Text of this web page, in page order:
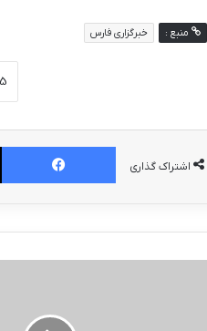
منبع : خبرگزاری فارس
اشتراک گذاری